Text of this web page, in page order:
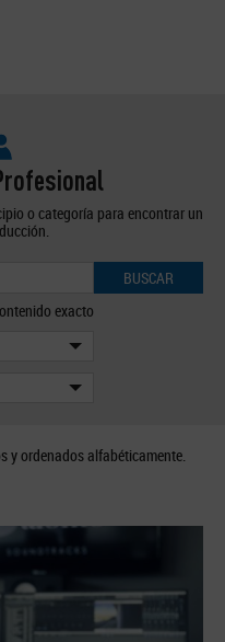
o categoría para encontrar un
BUSCAR
exacto
y ordenados alfabéticamente.